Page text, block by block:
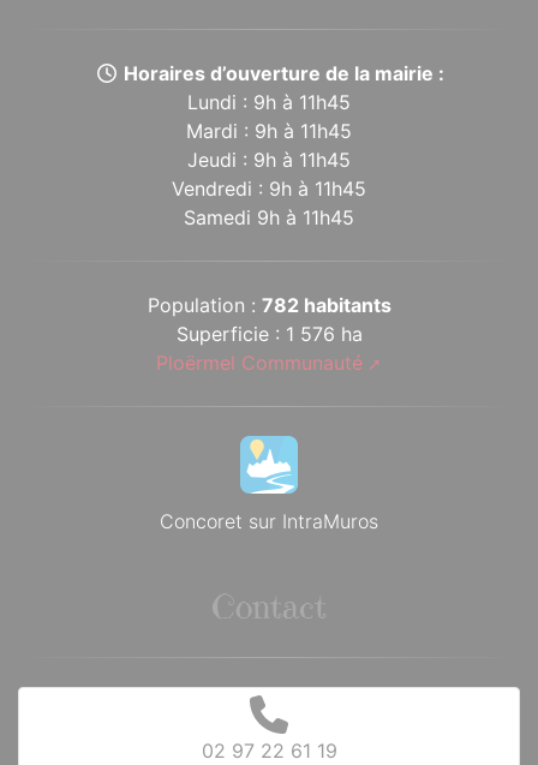
Horaires d’ouverture de la mairie :
Lundi : 9h à 11h45
Mardi : 9h à 11h45
Jeudi : 9h à 11h45
Vendredi : 9h à 11h45
Samedi 9h à 11h45
Population : 782 habitants
Superficie : 1 576 ha
Ploërmel Communauté
Concoret sur IntraMuros
Contact
02 97 22 61 19